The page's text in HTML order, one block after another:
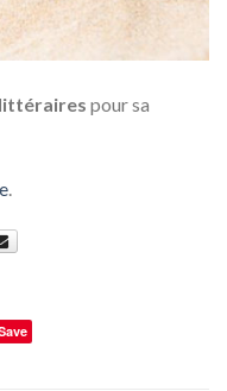
pour sa
.